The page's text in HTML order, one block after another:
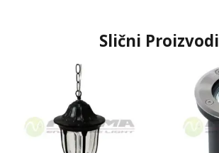
Slični Proizvodi